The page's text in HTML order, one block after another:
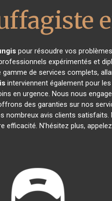
pour résoudre vos
expérimentés et
de services complets,
interviennent également pour
en urgence. Nous nous
des garanties sur nos
nombreux avis clients
efficacité. N'hésitez plus,